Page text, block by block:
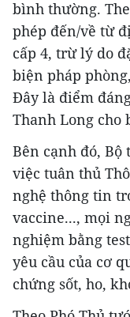
bình thường.
phép đến/về từ
cấp 4, trừ lý do
biện pháp
Đây là điểm
Thanh Long cho
Bên cạnh đó, Bộ
việc tuân thủ
nghệ thông tin
vaccine..., mọi
nghiệm bằng
yêu cầu của cơ
chứng sốt, ho,